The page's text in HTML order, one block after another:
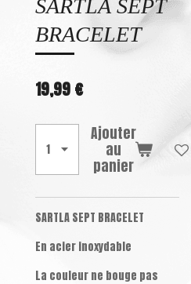
SARTLA SEPT
BRACELET
19,99 €
Ajouter
au
panier
SARTLA SEPT BRACELET
En acier inoxydable
La couleur ne bouge pas